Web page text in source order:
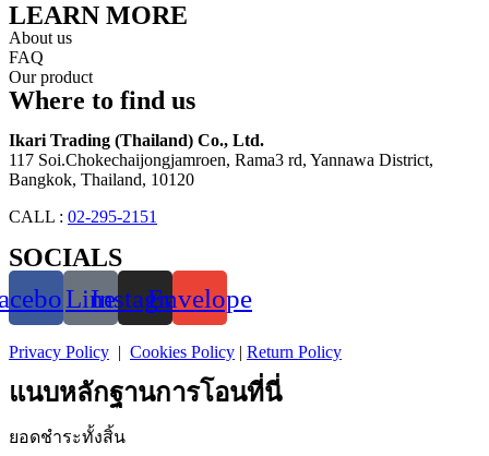
LEARN MORE
About us
FAQ
Our product
Where to find us
Ikari Trading (Thailand) Co., Ltd.
117 Soi.Chokechaijongjamroen, Rama3 rd, Yannawa District,
Bangkok, Thailand, 10120
CALL : 02-295-2151
SOCIALS
LineInstagramEnvelope
Privacy Policy | Cookies Policy | Return Policy
แนบหลักฐานการโอนที่นี่
ยอดชำระทั้งสิ้น